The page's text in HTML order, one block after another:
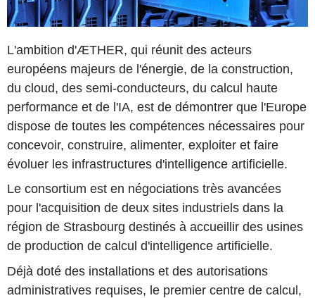
L'ambition d'ÆTHER, qui réunit des acteurs
européens majeurs de l'énergie, de la construction,
du cloud, des semi-conducteurs, du calcul haute
performance et de l'IA, est de démontrer que l'Europe
dispose de toutes les compétences nécessaires pour
concevoir, construire, alimenter, exploiter et faire
évoluer les infrastructures d'intelligence artificielle.
Le consortium est en négociations très avancées
pour l'acquisition de deux sites industriels dans la
région de Strasbourg destinés à accueillir des usines
de production de calcul d'intelligence artificielle.
Déjà doté des installations et des autorisations
administratives requises, le premier centre de calcul,